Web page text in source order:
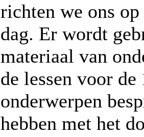
richten we ons
dag. Er wordt
materiaal van
de lessen voor
onderwerpen
hebben met het